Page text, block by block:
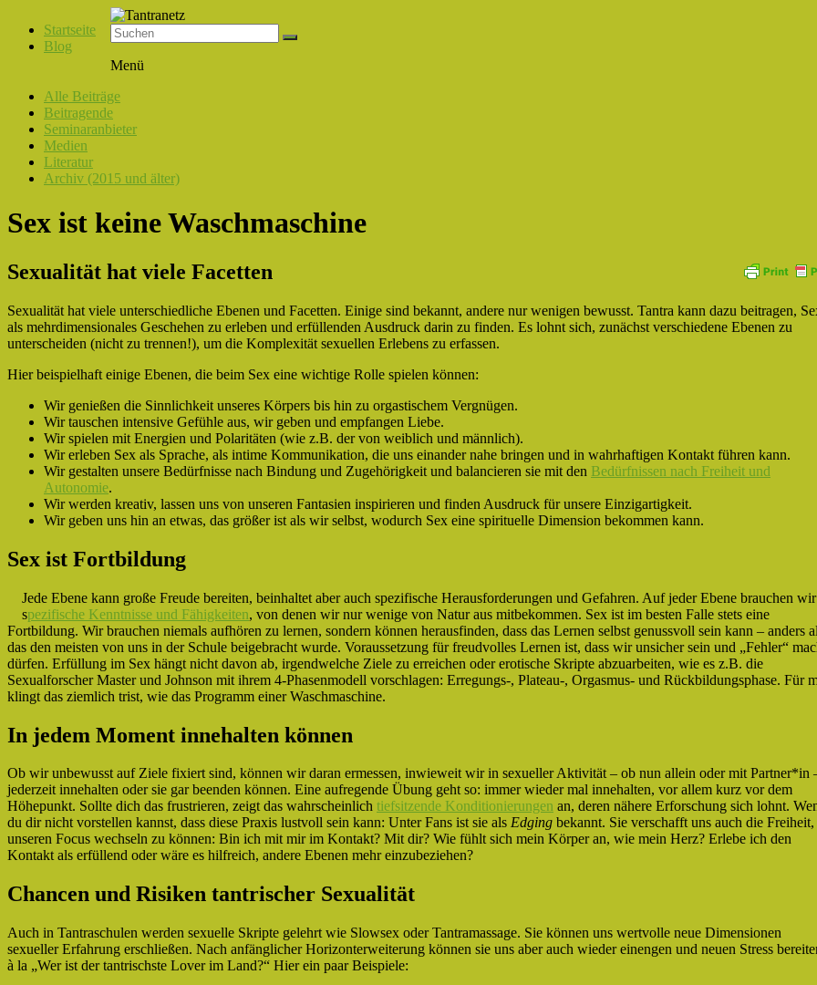
Startseite
Blog
Tantranetz
Liebe,
Eros
Tantra
Menü
Alle Beiträge
Beitragende
Seminaranbieter
Medien
Literatur
Archiv (2015 und älter)
Sex ist keine Waschmaschine
Sexualität hat viele Facetten
Sexualität hat viele unterschiedliche Ebenen und Facetten. Einige sind bekannt, andere nur wenigen bewusst. Tantra kann dazu beitragen,
als mehrdimensionales Geschehen zu erleben und erfüllenden Ausdruck darin zu finden. Es lohnt sich, zunächst verschiedene Ebenen zu
unterscheiden (nicht zu trennen!), um die Komplexität sexuellen Erlebens zu erfassen.
Hier beispielhaft einige Ebenen, die beim Sex eine wichtige Rolle spielen können:
Wir genießen die Sinnlichkeit unseres Körpers bis hin zu orgastischem Vergnügen.
Wir tauschen intensive Gefühle aus, wir geben und empfangen Liebe.
Wir spielen mit Energien und Polaritäten (wie z.B. der von weiblich und männlich).
Wir erleben Sex als Sprache, als intime Kommunikation, die uns einander nahe bringen und in wahrhaftigen Kontakt führen kann.
Wir gestalten unsere Bedürfnisse nach Bindung und Zugehörigkeit und balancieren sie mit den Bedürfnissen nach Freiheit und
Autonomie.
Wir werden kreativ, lassen uns von unseren Fantasien inspirieren und finden Ausdruck für unsere Einzigartigkeit.
Wir geben uns hin an etwas, das größer ist als wir selbst, wodurch Sex eine spirituelle Dimension bekommen kann.
Sex ist Fortbildung
Jede Ebene kann große Freude bereiten, beinhaltet aber auch spezifische Herausforderungen und Gefahren. Auf jeder Ebene brauchen wir
spezifische Kenntnisse und Fähigkeiten, von denen wir nur wenige von Natur aus mitbekommen. Sex ist im besten Falle stets eine
Fortbildung. Wir brauchen niemals aufhören zu lernen, sondern können herausfinden, dass das Lernen selbst genussvoll sein kann – anders
das den meisten von uns in der Schule beigebracht wurde. Voraussetzung für freudvolles Lernen ist, dass wir unsicher sein und „Fehler“
dürfen. Erfüllung im Sex hängt nicht davon ab, irgendwelche Ziele zu erreichen oder erotische Skripte abzuarbeiten, wie es z.B. die
Sexualforscher Master und Johnson mit ihrem 4-Phasenmodell vorschlagen: Erregungs-, Plateau-, Orgasmus- und Rückbildungsphase. Für
klingt das ziemlich trist, wie das Programm einer Waschmaschine.
In jedem Moment innehalten können
Ob wir unbewusst auf Ziele fixiert sind, können wir daran ermessen, inwieweit wir in sexueller Aktivität – ob nun allein oder mit Partner*in
jederzeit innehalten oder sie gar beenden können. Eine aufregende Übung geht so: immer wieder mal innehalten, vor allem kurz vor dem
Höhepunkt. Sollte dich das frustrieren, zeigt das wahrscheinlich tiefsitzende Konditionierungen an, deren nähere Erforschung sich lohnt.
du dir nicht vorstellen kannst, dass diese Praxis lustvoll sein kann: Unter Fans ist sie als Edging bekannt. Sie verschafft uns auch die Freiheit,
unseren Focus wechseln zu können: Bin ich mit mir im Kontakt? Mit dir? Wie fühlt sich mein Körper an, wie mein Herz? Erlebe ich den
Kontakt als erfüllend oder wäre es hilfreich, andere Ebenen mehr einzubeziehen?
Chancen und Risiken tantrischer Sexualität
Auch in Tantraschulen werden sexuelle Skripte gelehrt wie Slowsex oder Tantramassage. Sie können uns wertvolle neue Dimensionen
sexueller Erfahrung erschließen. Nach anfänglicher Horizonterweiterung können sie uns aber auch wieder einengen und neuen Stress
à la „Wer ist der tantrischste Lover im Land?“ Hier ein paar Beispiele: